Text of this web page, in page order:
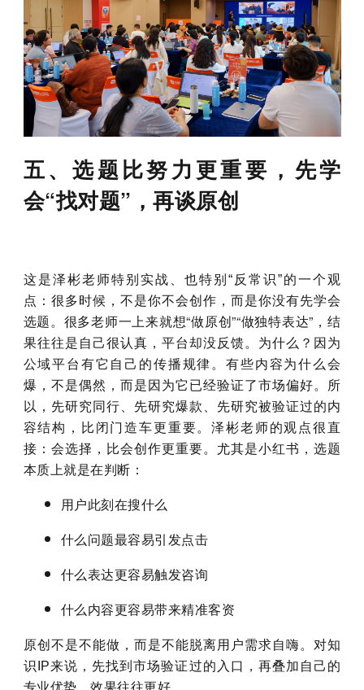
五、选题比努力更重要，先学
会“找对题”，再谈原创
这是泽彬老师特别实战、也特别“反常识”的一个观
点： 很多时候，不是你不会创作，而是你没有先学会
选题。很多老师一上来就想“做原创”“做独特表达”，结
果往往是自己很认真，平台却没反馈。
为什么？ 因为
公域平台有它自己的传播规律。有些内容为什么会
爆，不是偶然，而是因为它已经验证了市场偏好。
所
以，先研究同行、先研究爆款、先研究被验证过的内
容结构，比闭门造车更重要。泽彬老师的观点很直
接：会选择，比会创作更重要。尤其是小红书，选题
本质上就是在判断：
用户此刻在搜什么
什么问题最容易引发点击
什么表达更容易触发咨询
什么内容更容易带来精准客资
原创不是不能做，而是不能脱离用户需求自嗨。 对知
识IP来说，先找到市场验证过的入口，再叠加自己的
专业优势，效果往往更好。